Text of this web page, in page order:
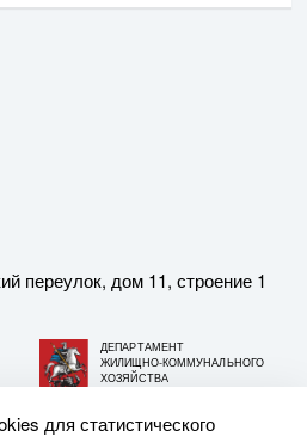
переулок, дом 11, строение 1
ДЕПАРТАМЕНТ
ЖИЛИЩНО-КОММУНАЛЬНОГО
ХОЗЯЙСТВА
для статистического